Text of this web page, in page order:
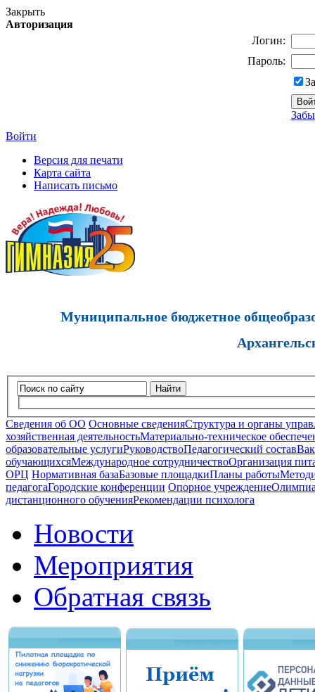
Закрыть
Авторизация
Логин:
Пароль:
Войти
Версия для печати
Карта сайта
Написать письмо
Муниципальное бюджетное
Найти
Сведения об ОО Основные сведенияСтруктура и органы
хозяйственная деятельностьМатериально-техническое
образовательные услугиРуководствоПедагогический состав
обучающихсяМеждународное сотрудничествоОрганизация
ОРЦ Нормативная базаБазовые площадкиПланы работы
педагогаГородские конференции Опорное учреждение
дистанционного обученияРекомендации психолога
Новости
Мероприятия
Обратная связь